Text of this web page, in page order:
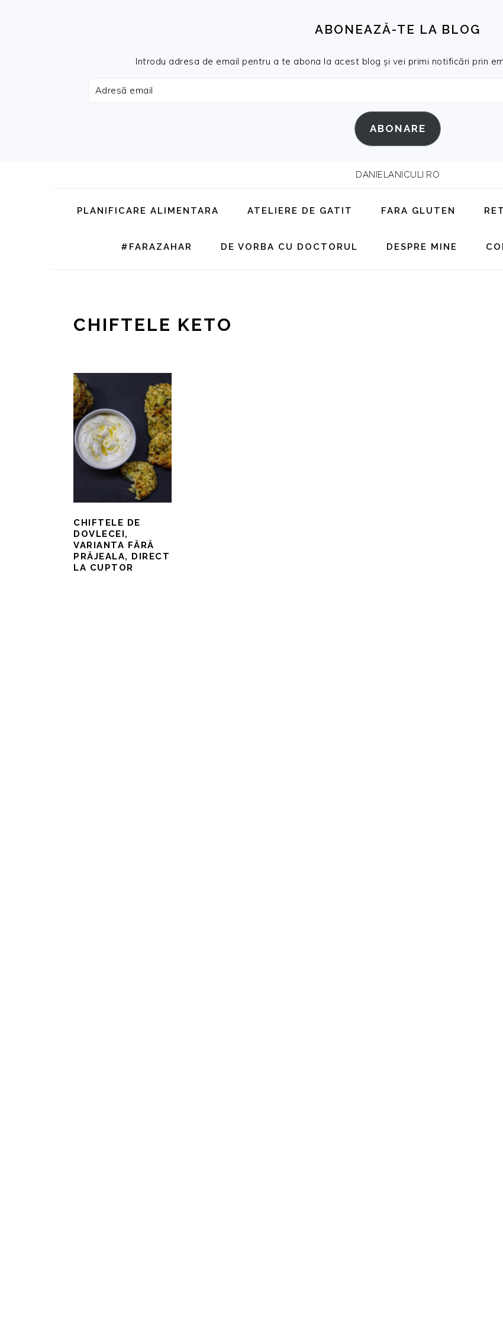
ABONEAZĂ-TE LA BLOG
Introdu adresa de email pentru a te abona la acest blog și vei primi notificări prin
Adresă
ABONARE
DANIELANICULI.RO
PLANIFICARE ALIMENTARA ATELIERE DE GATIT FARA GLUTEN
#FARAZAHAR DE VORBA CU DOCTORUL DESPRE MINE
CHIFTELE KETO
CHIFTELE DE
DOVLECEI,
VARIANTA FĂRĂ
PRĂJEALA, DIRECT
LA CUPTOR